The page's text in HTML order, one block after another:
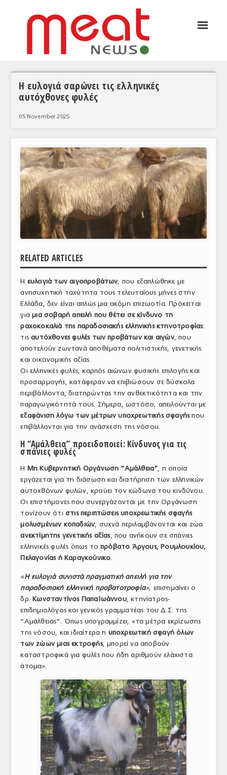
ΣΥΝΕΝΤΕΥΞΕΙΣ
ΘΕΜΑΤΑ
ΚΟΣΜΟΣ
ΕΙΔΗΣΕΙΣ
ΕΥΡΩΠΑΪΚΕΣ ΑΠΟΦΑΣΕΙΣ
ΘΕΜΑΤΑ
ΕΜΠΟΡΙΚΟΣ ΚΑΤΑΛΟΓΟΣ
ΠΑΡΑΓΩΓΗ & ΕΜΠΟΡΙΑ
ΣΦΑΓΕΙΑ
ΠΡΩΤΕΣ ΥΛΕΣ
ΥΠΗΡΕΣΙΕΣ
ΕΜΠΟΡΙΚΟΙ ΑΝΤΙΠΡΟΣΩΠΟΙ
ΝΟΜΟΘΕΣΙΑ
ΕΛΛΗΝΙΚΗ ΝΟΜΟΘΕΣΙΑ
ΕΥΡΩΠΑΪΚΗ ΝΟΜΟΘΕΣΙΑ
ΤΟ ΠΕΡΙΟΔΙΚΟ
ΑΡΧΕΙΟ ΤΕΥΧΩΝ
ΣΥΝΕΔΡΙΟ ΚΡΕΑΤΟΣ
☰
Η ευλογιά σαρώνει τις ελληνικές
αυτόχθονες φυλές
05 November 2025
RELATED ARTICLES
Η ευλογιά των αιγοπροβάτων, που εξαπλώθηκε με
ανησυχητική ταχύτητα τους τελευταίους μήνες στην
Ελλάδα, δεν είναι απλώς μια ακόμη επιζωοτία. Πρόκειται
γιαμια σοβαρή απειλή που θέτει σε κίνδυνο τη
ραχοκοκαλιά της παραδοσιακής ελληνικής κτηνοτροφίας:
τιςαυτόχθονες φυλές των προβάτων και αιγών, που
αποτελούν ζωντανά αποθέματα πολιτιστικής, γενετικής
και οικονομικής αξίας.
Οι ελληνικές φυλές, καρπός αιώνων φυσικής επιλογής και
προσαρμογής, κατάφεραν να επιβιώσουν σε δύσκολα
περιβάλλοντα, διατηρώντας την ανθεκτικότητα και την
παραγωγικότητά τους. Σήμερα, ωστόσο, απειλούνται με
εξαφάνιση λόγω των μέτρων υποχρεωτικής σφαγήςπου
επιβάλλονται για την ανάσχεση της νόσου.
Η “Αμάλθεια” προειδοποιεί: Κίνδυνος για τις
σπάνιες φυλές
Η Μη Κυβερνητική Οργάνωση “Αμάλθεια”, η οποία
εργάζεται για τη διάσωση και διατήρηση των ελληνικών
αυτοχθόνων φυλών, κρούει τον κώδωνα του κινδύνου.
Οι επιστήμονες που συνεργάζονται με την Οργάνωση
τονίζουν ότι στις περιπτώσεις υποχρεωτικής σφαγής
μολυσμένων κοπαδιών, συχνά περιλαμβάνονται και ζώα
ανεκτίμητης γενετικής αξίας, που ανήκουν σε σπάνιες
ελληνικές φυλές όπως τοπρόβατο Άργους, Ρουμλουκίου,
Πελαγονίας ή Καραγκούνικο.
«Η ευλογιά συνιστά πραγματική απειλή για την
παραδοσιακή ελληνική προβατοτροφία», επισημαίνει ο
δρ. Κωνσταντίνος Παπαϊωάννου, κτηνίατρος-
επιδημιολόγος και γενικός γραμματέας του Δ.Σ. της
“Αμάλθειας”. Όπως υπογραμμίζει, «τα μέτρα εκρίζωσης
της νόσου, και ιδιαίτερα η υποχρεωτική σφαγή όλων
των ζώων μιας εκτροφής, μπορεί να αποβούν
καταστροφικά για φυλές που ήδη αριθμούν ελάχιστα
άτομα».